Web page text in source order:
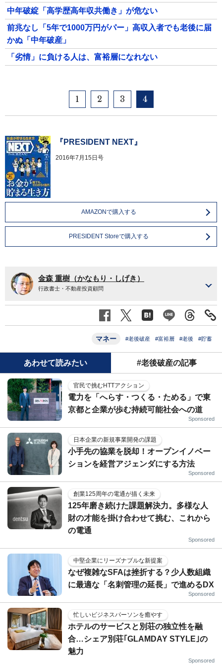
中年破綻「高学歴高年収共働き」が危ない
前兆なし「5年で1000万円がパー」高収入者でも老後に届
かぬ「中年破産」
「劣情」に負ける人は、富裕層になれない
1 2 3 4
『PRESIDENT NEXT』
2016年7月15日号
AMAZONで購入する
PRESIDENT Storeで購入する
金森 重樹（かなもり・しげき）
行政書士・不動産投資顧問
マネー #老後破産 #富裕層 #老後 #貯蓄
あわせて読みたい #老後破産の記事
官民で挑むHTTアクション
電力を「へらす・つくる・ためる」で東
京都と企業が歩む持続可能社会への道
Sponsored
日本企業の新規事業開発の課題
小手先の協業を脱却！オープンイノベー
ションを経営アジェンダにする方法
Sponsored
創業125周年の電通が描く未来
125年磨き続けた課題解決力。多様な人
財の才能を掛け合わせて挑む、これから
の電通
Sponsored
中堅企業にリーズナブルな新提案
なぜ複雑なSFAは挫折する？少人数組織
に最適な「名刺管理の延長」で進めるDX
Sponsored
忙しいビジネスパーソンを癒やす
ホテルのサービスと別荘の独立性を融
合…シェア別荘｢GLAMDAY STYLE｣の
魅力
Sponsored